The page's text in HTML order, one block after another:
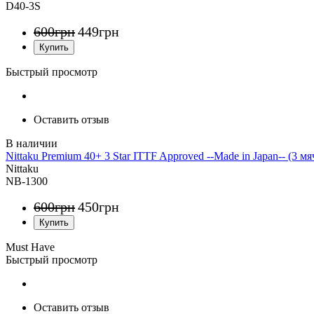
D40-3S
600грн449грн
Быстрый просмотр
Оставить отзыв
Nittaku Premium 40+ 3 Star ITTF Approved --Made in Japan-- (3
Nittaku
NB-1300
600грн450грн
Must Have
Быстрый просмотр
Оставить отзыв